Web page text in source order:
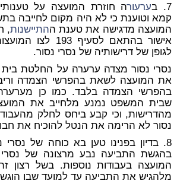
7. ב
ערעורה חוזרת המועצה על
קמא וטוענת כי לא היה מקום לחייבה
המועצה מדגישה את טענת ההתיישנות,
אישור בהתאם
לגופן של דרישותיה של נסרי נסור.
נסרי נסור מצדה ערערה על החלטת
את המועצה לשאת בהפרשי הצמדה
בהפרשי הצמדה בלבד. כמו כן
שבית המשפט נמנע מלחייב את
מהדרישות, וכי קבע ביחס לחלק
נסור לא הרימה את הנטל להוכיח את
8. בדיון בפנינו טען בא כוחה של נסרי
בהגשת התביעה נבע מרצונה של
המועצה בעבודות נוספות. בשל רצון
מלהגיש את התביעה עד למועד שבו